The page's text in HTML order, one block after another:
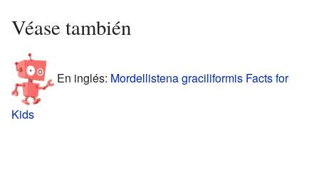
Véase también
En inglés: Mordellistena graciliformis Facts for
Kids